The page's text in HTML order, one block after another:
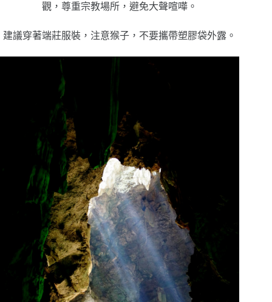
觀，尊重宗教場所，避免大聲喧嘩。
建議穿著端莊服裝，注意猴子，不要攜帶塑膠袋外露。